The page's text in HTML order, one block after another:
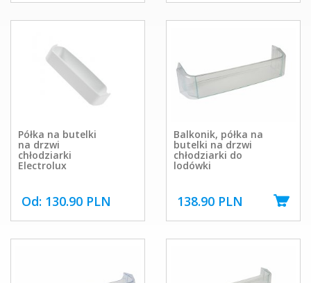
Półka na butelki
na drzwi
chłodziarki
Electrolux
Od: 130.90 PLN
Balkonik, półka na
butelki na drzwi
chłodziarki do
lodówki
138.90 PLN